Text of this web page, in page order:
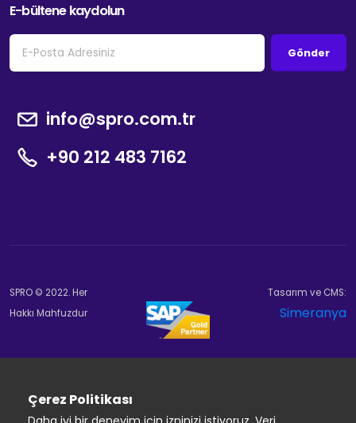
E-bültene kaydolun
Gönder
info@spro.com.tr
+90 212 483 7162
SPRO © 2022. Her
Hakkı Mahfuzdur
Tasarım ve CMS:
Simeranya
Çerez Politikası